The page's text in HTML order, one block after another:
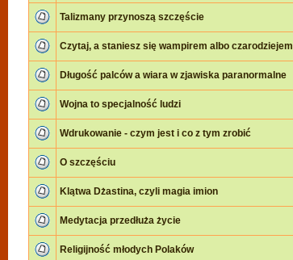
Talizmany przynoszą szczęście
Czytaj, a staniesz się wampirem albo czarodziejem
Długość palców a wiara w zjawiska paranormalne
Wojna to specjalność ludzi
Wdrukowanie - czym jest i co z tym zrobić
O szczęściu
Klątwa Dżastina, czyli magia imion
Medytacja przedłuża życie
Religijność młodych Polaków